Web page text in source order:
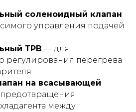
соленоидный клапан
управления подачей
ТРВ — для
регулирования перегрева
на всасывающей
между